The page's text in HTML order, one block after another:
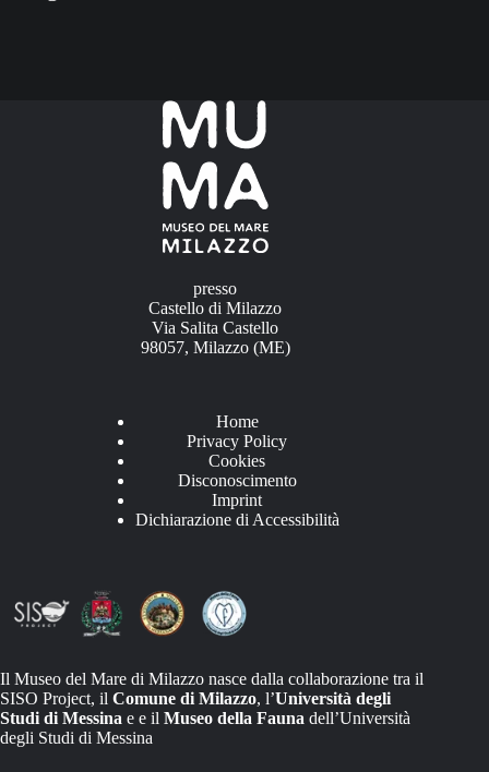
presso
Castello di Milazzo
Via Salita Castello
98057, Milazzo (ME)
Home
Privacy Policy
Cookies
Disconoscimento
Imprint
Dichiarazione di Accessibilità
Il Museo del Mare di Milazzo nasce dalla collaborazione tra il
SISO Project, il Comune di Milazzo, l’Università degli
Studi di Messina e e il Museo della Fauna dell’Università
degli Studi di Messina